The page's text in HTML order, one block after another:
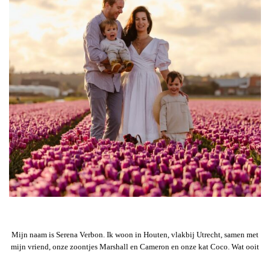
Mijn naam is Serena Verbon. Ik woon in Houten, vlakbij Utrecht, samen met
mijn vriend, onze zoontjes Marshall en Cameron en onze kat Coco. Wat ooit